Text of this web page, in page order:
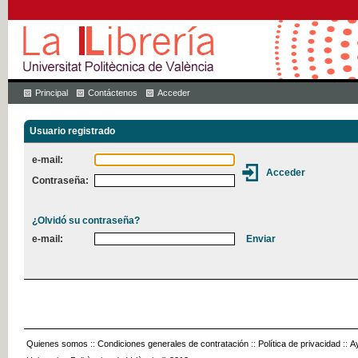
Principal Contáctenos Acceder
Usuario registrado
e-mail:
Contraseña:
¿Olvidó su contraseña?
e-mail:
Quienes somos :: Condiciones generales de contratación :: Política de privacidad ::